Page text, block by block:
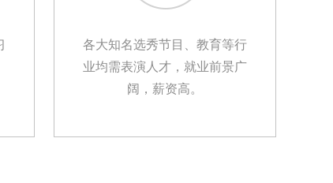
各大知名选秀节目、教育等行
业均需表演人才，就业前景广
阔，薪资高。